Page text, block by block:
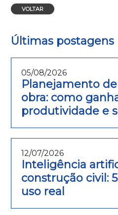
VOLTAR
Últimas postagens
05/08/2026
Planejamento
obra: como
produtividade e
12/07/2026
Inteligência
construção civil:
uso real